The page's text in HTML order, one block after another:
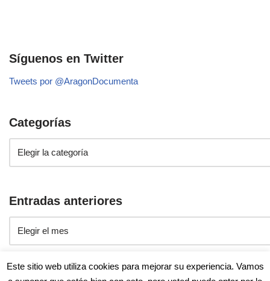
Síguenos en Twitter
Tweets por @AragonDocumenta
Categorías
Entradas anteriores
Este sitio web utiliza cookies para mejorar su experiencia. Vamos